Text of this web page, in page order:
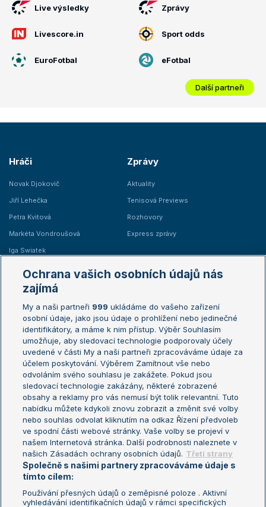
Live výsledky Zprávy
Livescore.in Sport odds
EuroFotbal eFotbal
Další partneři
Hráči
Novak Djokovič
Jiří Lehečka
Petra Kvitová
Markéta Vondroušová
Iga Swiatek
Zprávy
Aktuality
Tenisová Previews
Rozhovory
Express zprávy
Žebříčky
Žebříček ATP (muži)
Žebříček WTA (ženy)
Sázkařský žebříček
Australian Open
French Open
Wimbledon
US Open
Turnaj mistrů
Turnaj mistryň
Aktualní trendy
Fotbalové přestupy
Livesport Daily
LS Prague Open
Ochrana vašich osobních údajů nás
zajímá
My a naši partneři 999 ukládáme do vašeho zařízení
osobní údaje, jako jsou údaje o prohlížení nebo jedinečné
identifikátory, a máme k nim přístup. Výběr Souhlasím
umožňuje, aby sledovací technologie podporovaly účely
uvedené v části My a naši partneři zpracováváme údaje za
účelem poskytování. Výběrem Zamítnout vše nebo
odvoláním svého souhlasu je zakážete. Pokud jsou
sledovací technologie zakázány, některé zobrazené
obsahy a reklamy pro vás nemusí být tolik relevantní. Tuto
nabídku můžete kdykoli znovu zobrazit a změnit své volby
nebo souhlas odvolat kliknutím na odkaz Řízení předvoleb
ve spodní části webové stránky. Vaše volby se projeví v
našem Internetová stránka. Další podrobnosti naleznete v
našich Zásadách ochrany osobních údajů. Třetí strany
Společně s našimi partnery zpracováváme údaje s
tímto cílem:
Používání přesných údajů o zeměpisné poloze . Aktivní
vyhledávání identifikačních údajů v rámci specifických